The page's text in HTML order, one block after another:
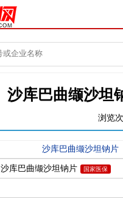
沙库巴曲缬沙坦
浏览
沙库巴曲缬沙坦钠片 国家医保